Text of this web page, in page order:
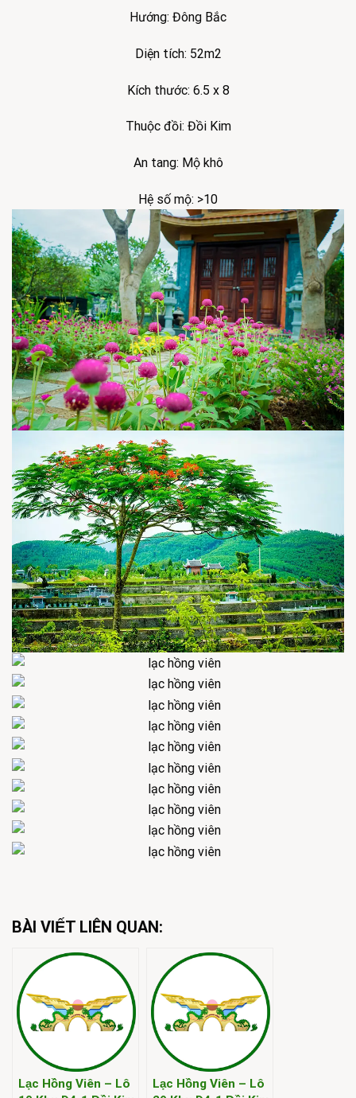
Hướng: Đông Bắc
Diện tích: 52m2
Kích thước: 6.5 x 8
Thuộc đồi: Đồi Kim
An tang: Mộ khô
Hệ số mộ: >10
BÀI VIẾT LIÊN QUAN:
Lạc Hồng Viên – Lô
Lạc Hồng Viên – Lô